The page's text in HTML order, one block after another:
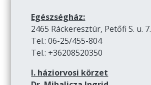
Egészségház:
2465 Ráckeresztúr, Petőfi S. u. 7.
Tel.: 06-25/455-804
Tel.: +36208520350
I. háziorvosi körzet